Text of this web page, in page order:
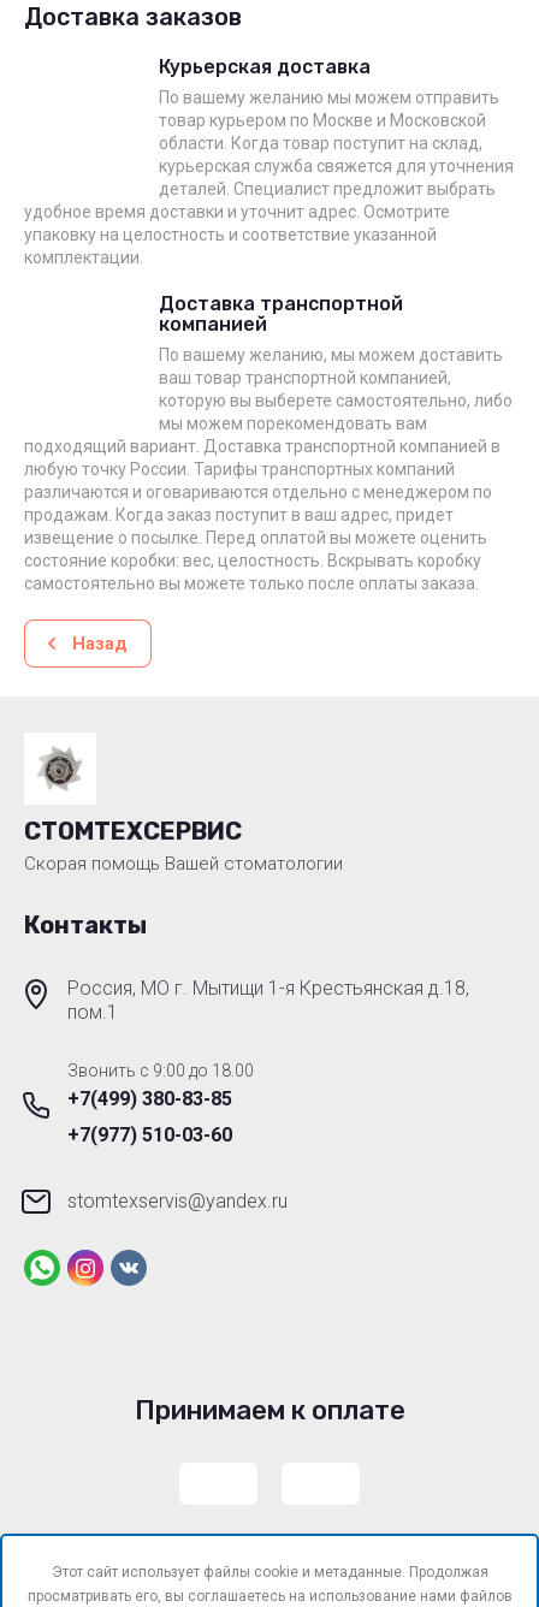
Доставка заказов
Курьерская доставка
По вашему желанию мы можем отправить
товар курьером по Москве и Московской
области. Когда товар поступит на склад,
курьерская служба свяжется для уточнения
деталей. Специалист предложит выбрать
удобное время доставки и уточнит адрес. Осмотрите
упаковку на целостность и соответствие указанной
комплектации.
Доставка транспортной
компанией
По вашему желанию, мы можем доставить
ваш товар транспортной компанией,
которую вы выберете самостоятельно, либо
мы можем порекомендовать вам
подходящий вариант. Доставка транспортной компанией в
любую точку России. Тарифы транспортных компаний
различаются и оговариваются отдельно с менеджером по
продажам. Когда заказ поступит в ваш адрес, придет
извещение о посылке. Перед оплатой вы можете оценить
состояние коробки: вес, целостность. Вскрывать коробку
самостоятельно вы можете только после оплаты заказа.
Назад
СТОМТЕХСЕРВИС
Скорая помощь Вашей стоматологии
Контакты
Россия, МО г. Мытищи 1-я Крестьянская д.18,
пом.1
Звонить с 9:00 до 18.00
+7(499) 380-83-85
+7(977) 510-03-60
stomtexservis@yandex.ru
Принимаем к оплате
© 2019 - 2026
Этот сайт использует файлы cookie и метаданные. Продолжая
просматривать его, вы соглашаетесь на использование нами файлов